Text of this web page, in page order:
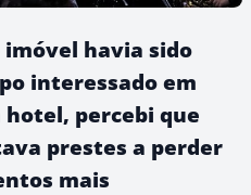
imóvel havia sido
interessado em
percebi que
prestes a perder
mais